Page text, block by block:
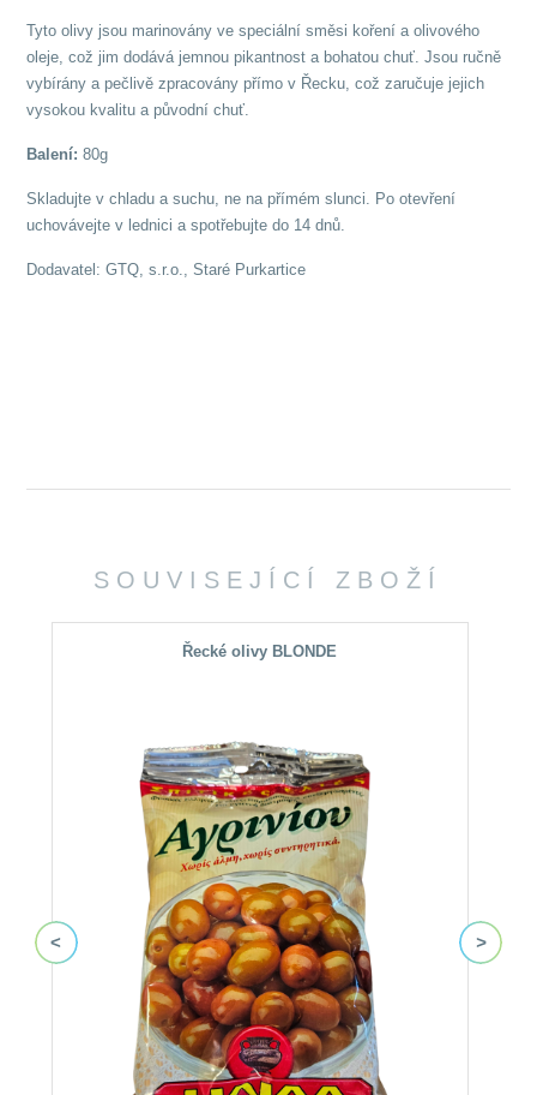
Tyto olivy jsou marinovány ve speciální směsi koření a olivového
oleje, což jim dodává jemnou pikantnost a bohatou chuť. Jsou ručně
vybírány a pečlivě zpracovány přímo v Řecku, což zaručuje jejich
vysokou kvalitu a původní chuť.
Balení:80g
Skladujte v chladu a suchu, ne na přímém slunci. Po otevření
uchovávejte v lednici a spotřebujte do 14 dnů.
Dodavatel: GTQ, s.r.o., Staré Purkartice
SOUVISEJÍCÍ ZBOŽÍ
Řecké olivy BLONDE